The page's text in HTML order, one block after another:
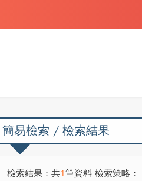
簡易檢索 / 檢索結果
檢索結果：共1筆資料 檢索策略：